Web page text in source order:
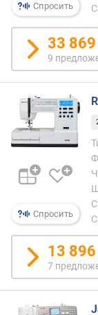
а
п
о
д
ъ
е
м
а
л
а
к
и
м
к
о
Спросить
33
9
Спросить
13
7